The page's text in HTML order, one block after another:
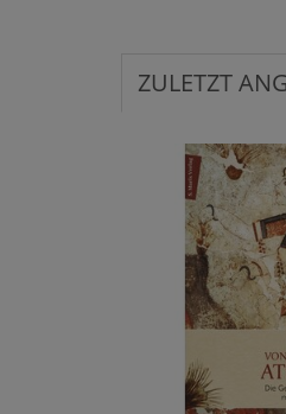
ZULETZT